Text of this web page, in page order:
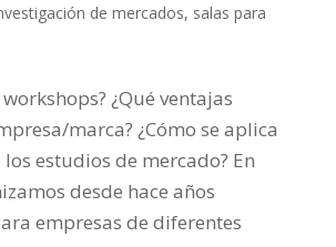
de mercados, salas para
¿Qué ventajas
marca? ¿Cómo se aplica
estudios de mercado? En
desde hace años
empresas de diferentes